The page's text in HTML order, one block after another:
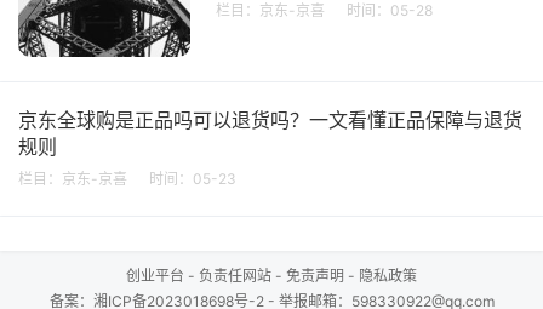
栏目： 京东-京喜 时间：05-28
京东全球购是正品吗可以退货吗？一文看懂正品保障与退货
规则
栏目： 京东-京喜 时间：05-23
创业平台 - 负责任网站 - 免责声明 - 隐私政策
备案： 湘ICP备2023018698号-2- 举报邮箱：598330922@qq.com